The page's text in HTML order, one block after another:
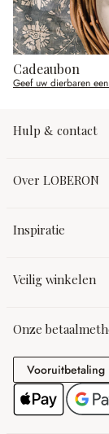
Cadeaubon
Geef uw dierbaren
Hulp & contact
Over LOBERON
Inspiratie
Veilig winkelen
Onze
Vooruitbetaling